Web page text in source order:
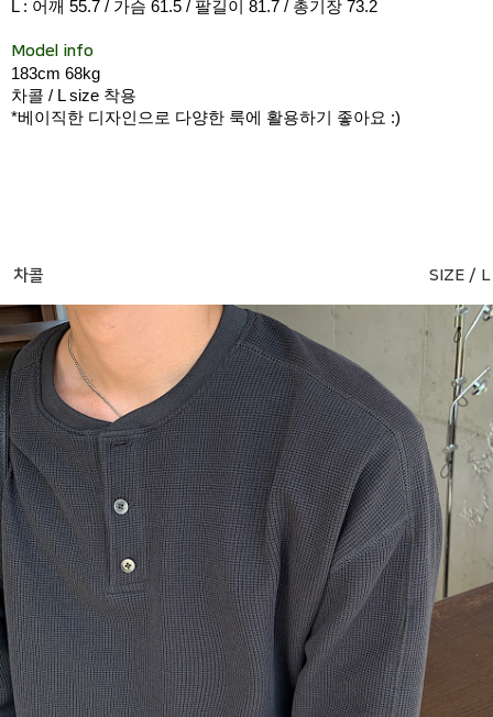
L : 어깨 55.7 / 가슴 61.5 / 팔길이 81.7 / 총기장 73.2
Model info
183cm 68kg
차콜 / L size 착용
*베이직한 디자인으로 다양한 룩에 활용하기 좋아요 :)
차콜 SIZE / L